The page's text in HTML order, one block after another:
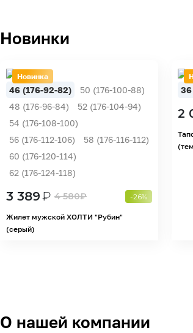
Новинки
Новинка
46 (176-92-82)
50 (176-100-88)
48 (176-96-84)
52 (176-104-94)
54 (176-108-100)
56 (176-112-106)
58 (176-116-112)
60 (176-120-114)
62 (176-124-118)
3 389₽ 4 580₽ -26%
Жилет мужской ХОЛТИ "Рубин"
(серый)
36
2
О нашей компании